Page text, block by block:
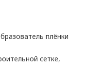
плёнки
сетке,